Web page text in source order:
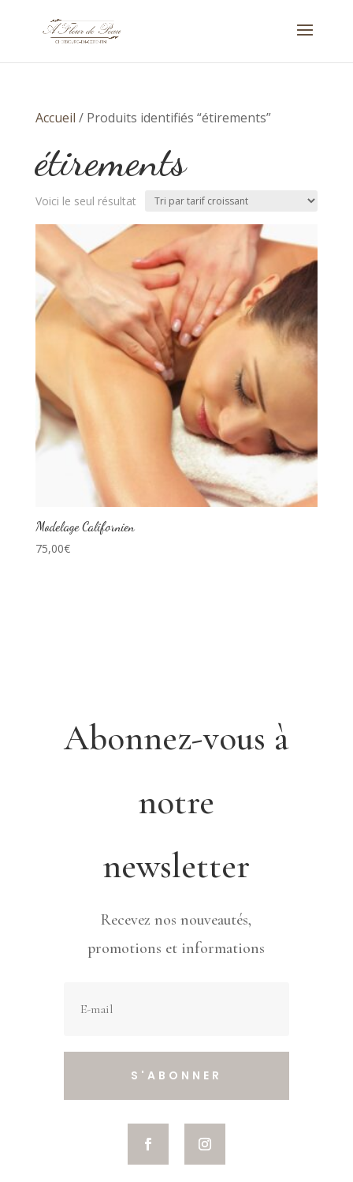
Accueil / Produits identifiés “étirements”
étirements
Voici le seul résultat
Modelage Californien
75,00€
Abonnez-vous à
notre
newsletter
Recevez nos nouveautés,
promotions et informations
S'ABONNER